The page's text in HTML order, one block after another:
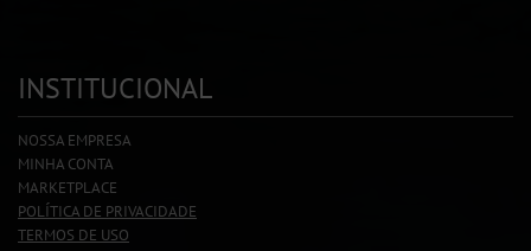
INSTITUCIONAL
NOSSA EMPRESA
MINHA CONTA
MARKETPLACE
POLÍTICA DE PRIVACIDADE
TERMOS DE USO